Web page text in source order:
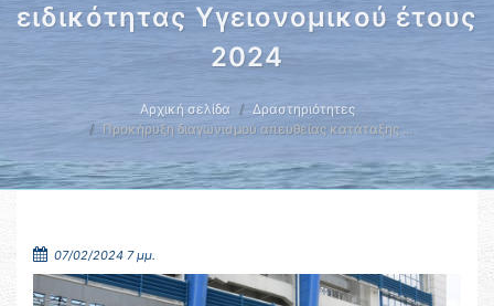
ειδικότητας Υγειονομικού έτους
2024
Αρχική σελίδα
Δραστηριότητες
Προκήρυξη διαγωνισμού απευθείας κατάταξης …
07/02/2024 7 μμ.